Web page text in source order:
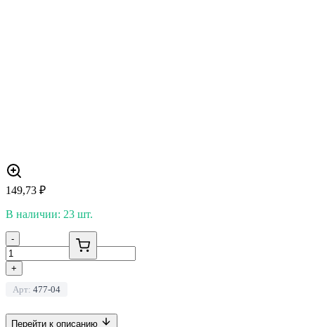
149,73 ₽
В наличии: 23 шт.
-
+
Арт: 477-04
Перейти к описанию